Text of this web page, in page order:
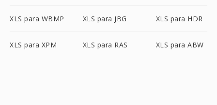
XLS para WBMP XLS para JBG XLS para HDR
XLS para XPM XLS para RAS XLS para ABW